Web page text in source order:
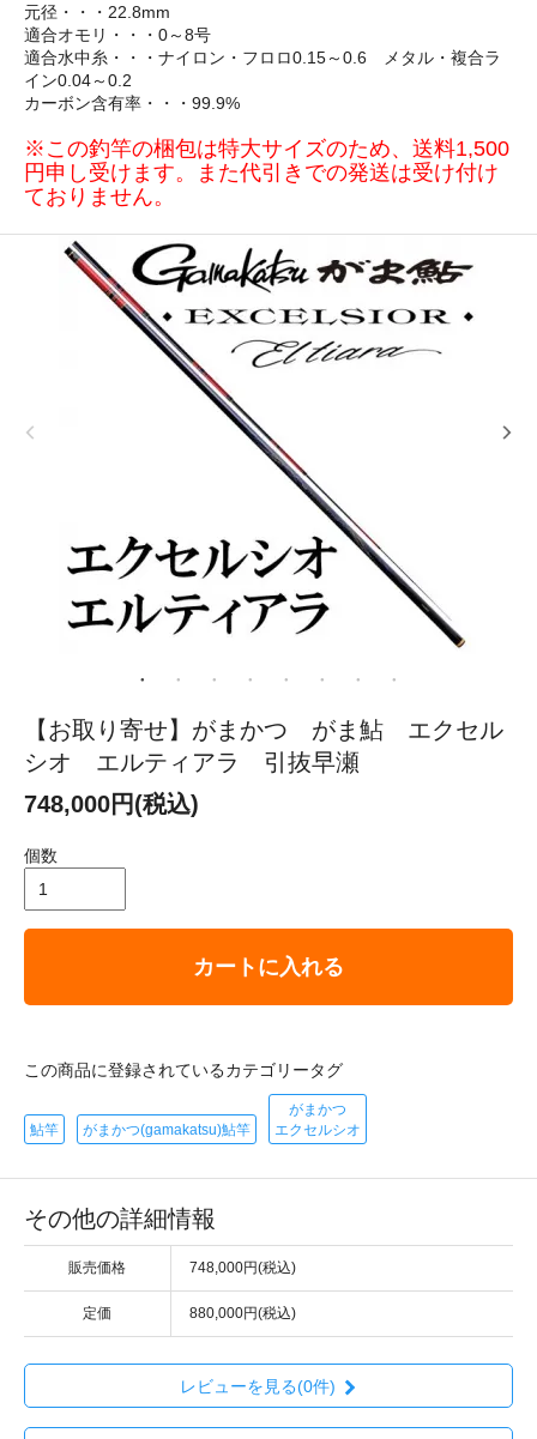
元径・・・22.8mm
適合オモリ・・・0～8号
適合水中糸・・・ナイロン・フロロ0.15～0.6 メタル・複合ラ
イン0.04～0.2
カーボン含有率・・・99.9%
※この釣竿の梱包は特大サイズのため、送料1,500
円申し受けます。また代引きでの発送は受け付け
ておりません。
【お取り寄せ】がまかつ がま鮎 エクセル
シオ エルティアラ 引抜早瀬
748,000円(税込)
個数
カートに入れる
この商品に登録されているカテゴリータグ
鮎竿 がまかつ(gamakatsu)鮎竿
がまかつ
エクセルシオ
その他の詳細情報
販売価格 748,000円(税込)
定価 880,000円(税込)
レビューを見る(0件)